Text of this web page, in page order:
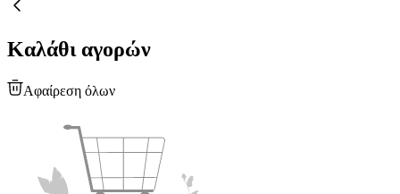
Καλάθι αγορών
Αφαίρεση όλων